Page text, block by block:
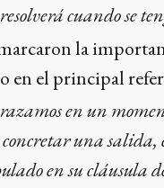
cuando se
la
en el principal
en un
una salida,
en su cláusula